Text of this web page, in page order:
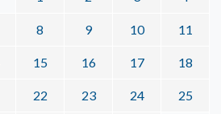
8 9 10 11
15 16 17 18
22 23 24 25